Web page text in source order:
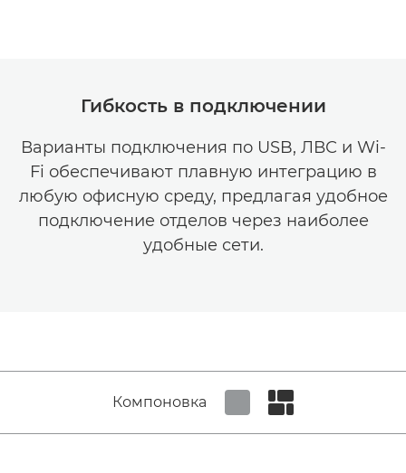
Гибкость в подключении
Варианты подключения по USB, ЛВС и Wi-
Fi обеспечивают плавную интеграцию в
любую офисную среду, предлагая удобное
подключение отделов через наиболее
удобные сети.
Компоновка